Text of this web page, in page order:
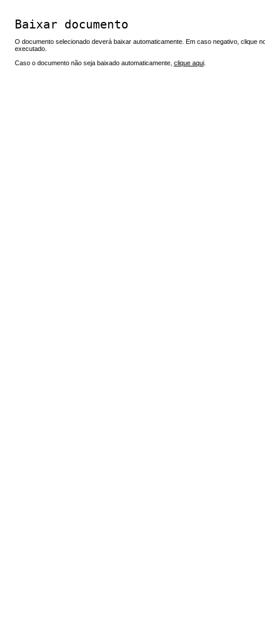
Baixar documento
O documento selecionado deverá baixar automaticamente. Em caso negativo, clique
executado.
Caso o documento não seja baixado automaticamente, clique aqui.